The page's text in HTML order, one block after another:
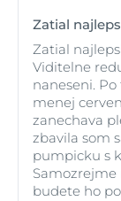
Zatial
Zatial
Viditelne
naneseni.
menej
zanechava
zbavila som
pumpicku s
Samozrejme
budete ho